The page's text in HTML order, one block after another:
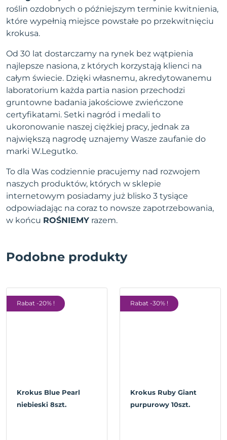
roślin ozdobnych o późniejszym terminie kwitnienia,
które wypełnią miejsce powstałe po przekwitnięciu
krokusa.
Od 30 lat dostarczamy na rynek bez wątpienia
najlepsze nasiona, z których korzystają klienci na
całym świecie. Dzięki własnemu, akredytowanemu
laboratorium każda partia nasion przechodzi
gruntowne badania jakościowe zwieńczone
certyfikatami. Setki nagród i medali to
ukoronowanie naszej ciężkiej pracy, jednak za
największą nagrodę uznajemy Wasze zaufanie do
marki W.Legutko.
To dla Was codziennie pracujemy nad rozwojem
naszych produktów, których w sklepie
internetowym posiadamy już blisko 3 tysiące
odpowiadając na coraz to nowsze zapotrzebowania,
w końcu ROŚNIEMY razem.
Podobne produkty
Rabat -20% !
Krokus Blue Pearl
niebieski 8szt.
Rabat -30% !
Krokus Ruby Giant
purpurowy 10szt.